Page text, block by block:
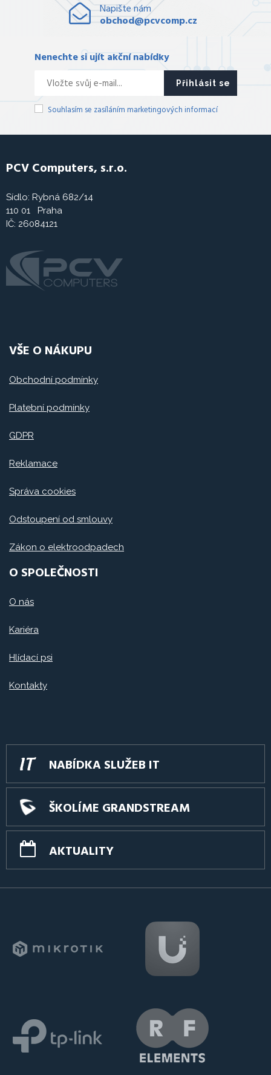
Napište nám
obchod@pcvcomp.cz
Nenechte si ujít akční nabídky
Přihlásit se
Souhlasím se zasíláním marketingových informací
PCV Computers, s.r.o.
Sídlo: Rybná 682/14
110 01 Praha
IČ: 26084121
VŠE O NÁKUPU
Obchodní podmínky
Platební podmínky
GDPR
Reklamace
Správa cookies
Odstoupení od smlouvy
Zákon o elektroodpadech
O SPOLEČNOSTI
O nás
Kariéra
Hlídací psi
Kontakty
NABÍDKA SLUŽEB IT
ŠKOLÍME GRANDSTREAM
AKTUALITY